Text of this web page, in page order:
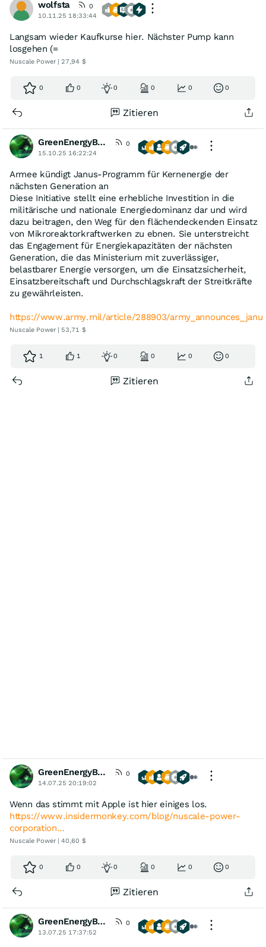
wolfsta
0
10.11.25 18:33:44
Langsam wieder Kaufkurse hier. Nächster Pump kann
losgehen (=
Nuscale Power | 27,94 $
0 0 0 0 0 0
Zitieren
GreenEnergyBull
0
15.10.25 16:22:24
Armee kündigt Janus-Programm für Kernenergie der
nächsten Generation an
Diese Initiative stellt eine erhebliche Investition in die
militärische und nationale Energiedominanz dar und wird
dazu beitragen, den Weg für den flächendeckenden Einsatz
von Mikroreaktorkraftwerken zu ebnen. Sie unterstreicht
das Engagement für Energiekapazitäten der nächsten
Generation, die das Ministerium mit zuverlässiger,
belastbarer Energie versorgen, um die Einsatzsicherheit,
Einsatzbereitschaft und Durchschlagskraft der Streitkräfte
zu gewährleisten.
https://www.army.mil/article/288903/
Nuscale Power | 53,71 $
1 1 0 0 0 0
Zitieren
GreenEnergyBull
0
14.07.25 20:19:02
Wenn das stimmt mit Apple ist hier einiges los.
https://www.insidermonkey.com/blog/nuscale-power-
corporation…
Nuscale Power | 40,60 $
0 0 0 0 0 0
Zitieren
GreenEnergyBull
0
13.07.25 17:37:52